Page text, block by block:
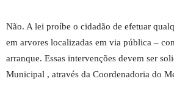
Não. A lei proíbe o cidadão de efetuar
em arvores localizadas em via pública –
arranque. Essas intervenções devem ser
Municipal , através da Coordenadoria do